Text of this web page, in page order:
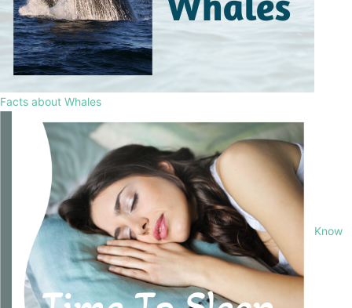
Facts about Whales
Know